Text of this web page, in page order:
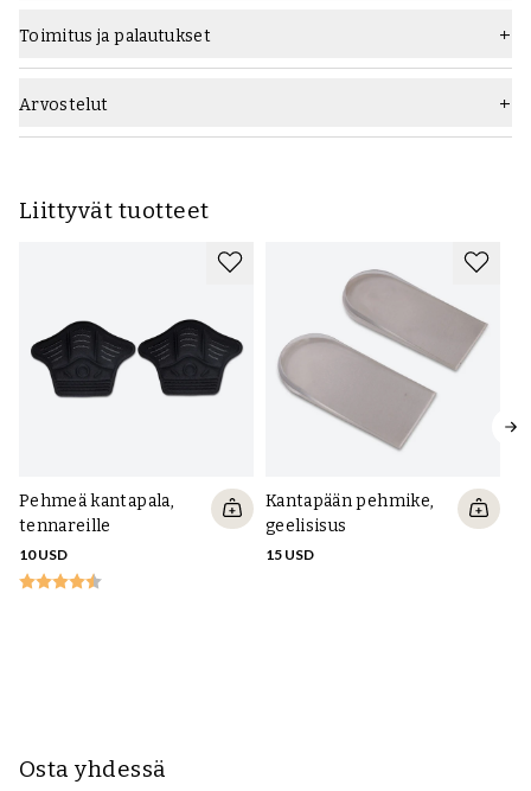
Toimitus ja palautukset
Arvostelut
Liittyvät tuotteet
Pehmeä kantapala,
tennareille
10 USD
Kantapään pehmike,
geelisisus
15 USD
Osta yhdessä